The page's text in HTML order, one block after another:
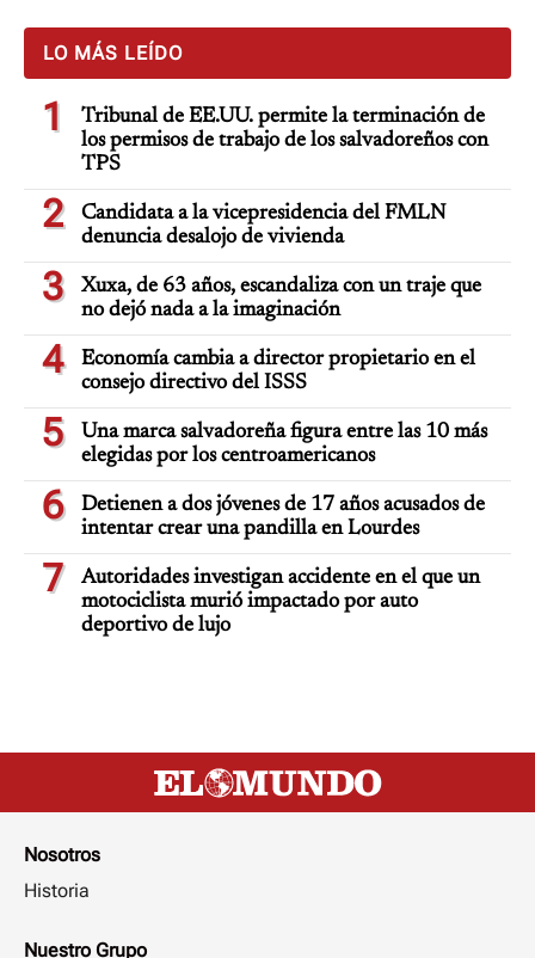
LO MÁS LEÍDO
1
Tribunal de EE.UU. permite la terminación de
los permisos de trabajo de los salvadoreños con
TPS
2
Candidata a la vicepresidencia del FMLN
denuncia desalojo de vivienda
3
Xuxa, de 63 años, escandaliza con un traje que
no dejó nada a la imaginación
4
Economía cambia a director propietario en el
consejo directivo del ISSS
5
Una marca salvadoreña figura entre las 10 más
elegidas por los centroamericanos
6
Detienen a dos jóvenes de 17 años acusados de
intentar crear una pandilla en Lourdes
7
Autoridades investigan accidente en el que un
motociclista murió impactado por auto
deportivo de lujo
Nosotros
Historia
Nuestro Grupo